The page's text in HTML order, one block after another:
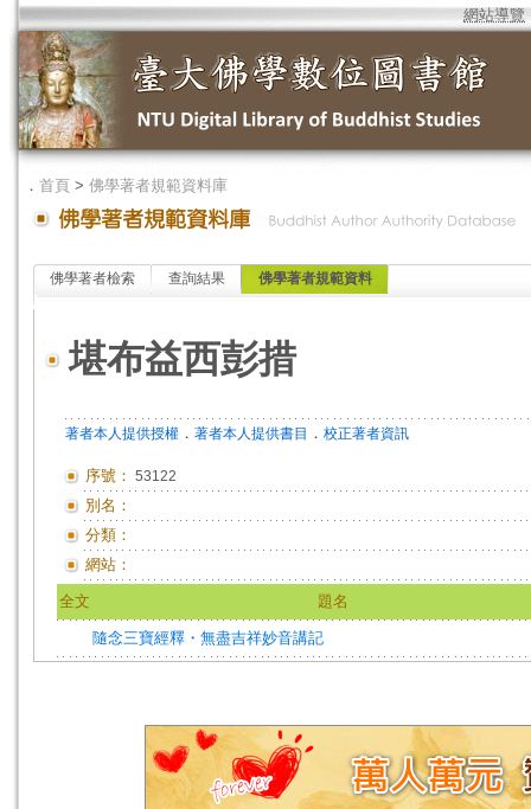
網站導覽
． 首頁 > 佛學著者規範資料庫
佛學著者檢索 查詢結果 佛學著者規範資料
堪布益西彭措
著者本人提供授權 ． 著者本人提供書目 ． 校正著者資訊
序號： 53122
別名：
分類：
網站：
全文 題名
隨念三寶經釋・無盡吉祥妙音講記